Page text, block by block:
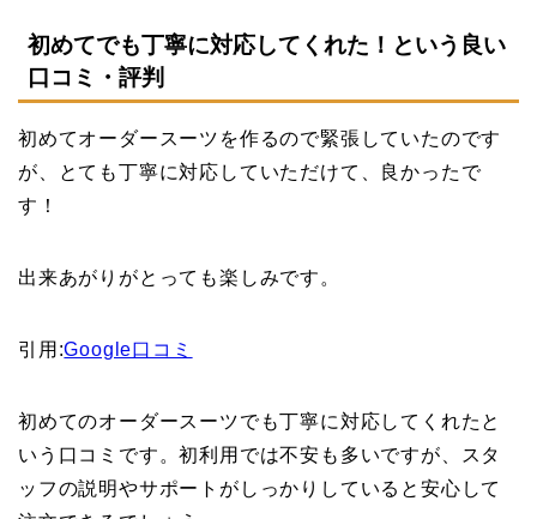
初めてでも丁寧に対応してくれた！という良い
口コミ・評判
初めてオーダースーツを作るので緊張していたのです
が、とても丁寧に対応していただけて、良かったで
す！
出来あがりがとっても楽しみです。
引用:Google口コミ
初めてのオーダースーツでも丁寧に対応してくれたと
いう口コミです。初利用では不安も多いですが、スタ
ッフの説明やサポートがしっかりしていると安心して